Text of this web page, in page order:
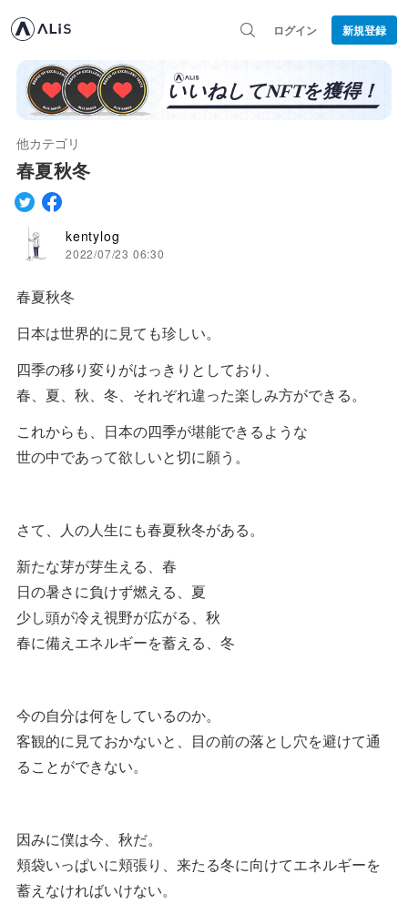
ログイン 新規登録
他カテゴリ
春夏秋冬
kentylog
2022/07/23 06:30
春夏秋冬
日本は世界的に見ても珍しい。
四季の移り変りがはっきりとしており、
春、夏、秋、冬、それぞれ違った楽しみ方ができる。
これからも、日本の四季が堪能できるような
世の中であって欲しいと切に願う。
さて、人の人生にも春夏秋冬がある。
新たな芽が芽生える、春
日の暑さに負けず燃える、夏
少し頭が冷え視野が広がる、秋
春に備えエネルギーを蓄える、冬
今の自分は何をしているのか。
客観的に見ておかないと、目の前の落とし穴を避けて通
ることができない。
因みに僕は今、秋だ。
頬袋いっぱいに頬張り、来たる冬に向けてエネルギーを
蓄えなければいけない。